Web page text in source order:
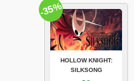
HOLLOW KNIGHT:
SILKSONG
-35%